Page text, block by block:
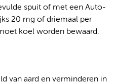
spuit of met een Auto-
20 mg of driemaal per
koel worden bewaard.
van aard en verminderen in